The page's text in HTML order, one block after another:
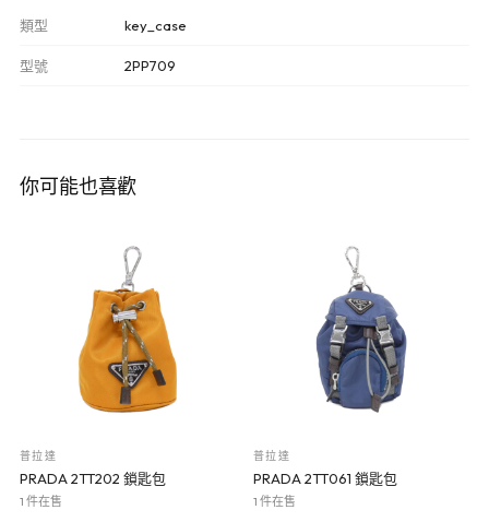
類型 key_case
型號 2PP709
你可能也喜歡
普拉達
PRADA 2TT202 鎖匙包
1 件在售
普拉達
PRADA 2TT061 鎖匙包
1 件在售